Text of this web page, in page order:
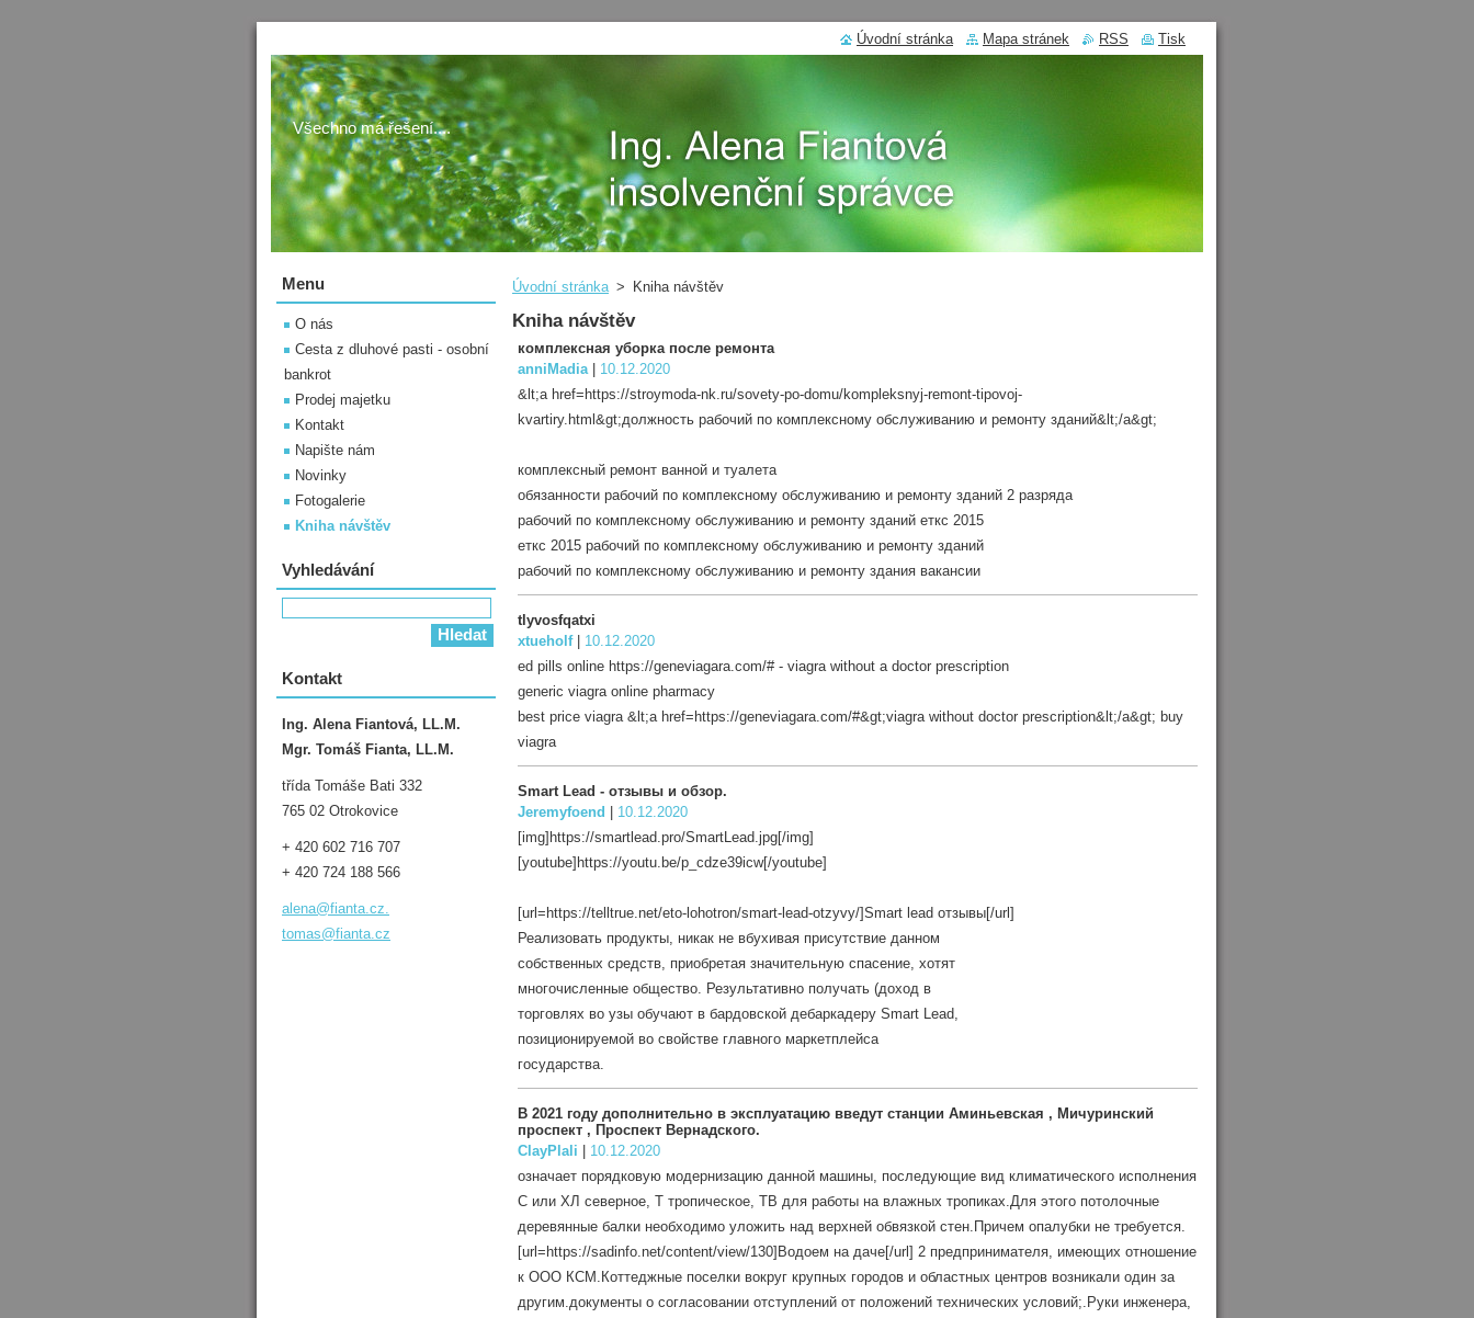
Všechno má řešení....
Úvodní stránka > Kniha návštěv
Kniha návštěv
комплексная уборка после ремонта
anniMadia| 10.12.2020
&lt;a href=https://stroymoda-nk.ru/sovety-po-domu/kompleksnyj-remont-tipovoj-
kvartiry.html&gt;должность рабочий по комплексному обслуживанию и ремонту зданий&lt;/a&gt;
комплексный ремонт ванной и туалета
обязанности рабочий по комплексному обслуживанию и ремонту зданий 2 разряда
рабочий по комплексному обслуживанию и ремонту зданий еткс 2015
еткс 2015 рабочий по комплексному обслуживанию и ремонту зданий
рабочий по комплексному обслуживанию и ремонту здания вакансии
tlyvosfqatxi
xtueholf| 10.12.2020
ed pills online https://geneviagara.com/# - viagra without a doctor prescription
generic viagra online pharmacy
best price viagra &lt;a href=https://geneviagara.com/#&gt;viagra without doctor prescription&lt;/a&gt; buy
viagra
Smart Lead - отзывы и обзор.
Jeremyfoend
10.12.2020
[img]https://smartlead.pro/SmartLead.jpg[/img]
[youtube]https://youtu.be/p_cdze39icw[/youtube]
[url=https://telltrue.net/eto-lohotron/smart-lead-otzyvy/]Smart lead отзывы[/url]
Реализовать продукты, никак не вбухивая присутствие данном
собственных средств, приобретая значительную спасение, хотят
многочисленные общество. Результативно получать (доход в
торговлях во узы обучают в бардовской дебаркадеру Smart Lead,
позиционируемой во свойстве главного маркетплейса
государства.
В 2021 году дополнительно в эксплуатацию введут станции Аминьевская , Мичуринский
проспект , Проспект Вернадского.
ClayPlali
10.12.2020
означает порядковую модернизацию данной машины, последующие вид климатического исполнения
С или ХЛ северное, Т тропическое, ТВ для работы на влажных тропиках.Для этого потолочные
деревянные балки необходимо уложить над верхней обвязкой стен.Причем опалубки не требуется.
[url=https://sadinfo.net/content/view/130]Водоем на даче[/url] 2 предпринимателя, имеющих отношение
к ООО КСМ.Коттеджные поселки вокруг крупных городов и областных центров возникали один за
другим.документы о согласовании отступлений от положений технических условий;.Руки инженера,
Menu
O nás
Cesta z dluhové pasti - osobní
bankrot
Prodej majetku
Kontakt
Napište nám
Novinky
Fotogalerie
Kniha návštěv
Vyhledávání
Kontakt
Ing. Alena Fiantová, LL.M.
Mgr. Tomáš Fianta, LL.M.
třída Tomáše Bati 332
765 02 Otrokovice
+ 420 602 716 707
+ 420 724 188 566
alena@fianta.cz.
tomas@fianta.cz
Úvodní stránka Mapa stránek RSS Tisk